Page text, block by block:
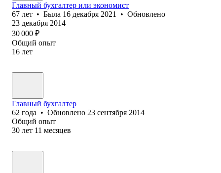
Главный бухгалтер или экономист
67 лет • Была 16 декабря 2021 • Обновлено
23 декабря 2014
30 000 ₽
Общий опыт
16 лет
Главный бухгалтер
62 года • Обновлено 23 сентября 2014
Общий опыт
30 лет 11 месяцев